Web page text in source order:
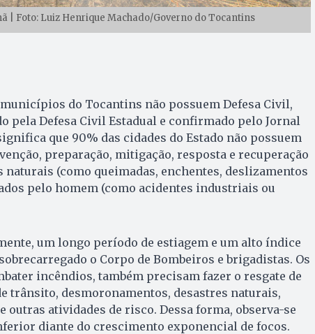
| Foto: Luiz Henrique Machado/Governo do Tocantins
municípios do Tocantins não possuem Defesa Civil,
pela Defesa Civil Estadual e confirmado pelo Jornal
que 90% das cidades do Estado não possuem
preparação, mitigação, resposta e recuperação
naturais (como queimadas, enchentes, deslizamentos
pelo homem (como acidentes industriais ou
um longo período de estiagem e um alto índice
o Corpo de Bombeiros e brigadistas. Os
incêndios, também precisam fazer o resgate de
trânsito, desmoronamentos, desastres naturais,
outras atividades de risco. Dessa forma, observa-se
diante do crescimento exponencial de focos.